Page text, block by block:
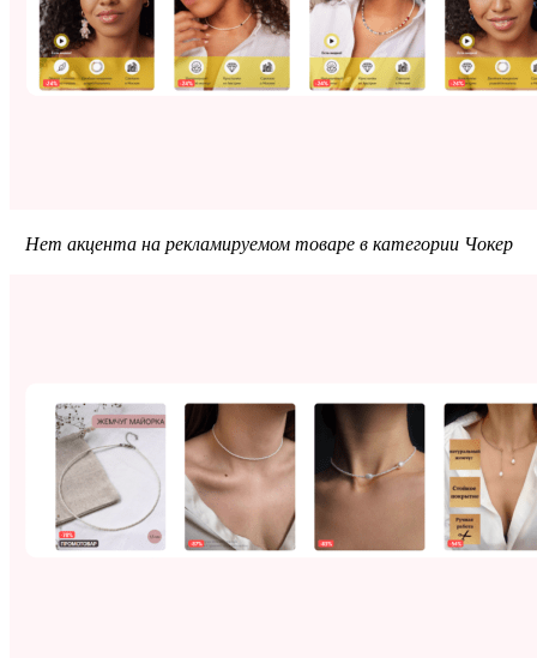
Нет акцента на рекламируемом товаре в категории Чокер